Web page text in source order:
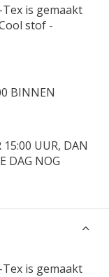
is gemaakt
stof -
BINNEN
15:00 UUR, DAN
DAG NOG
is gemaakt